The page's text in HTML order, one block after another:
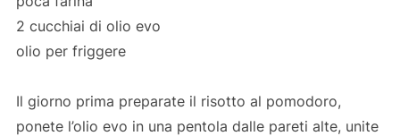
2 cucchiai di olio evo
olio per friggere
Il giorno prima preparate il risotto al pomodoro,
ponete l’olio evo in una pentola dalle pareti alte, unite